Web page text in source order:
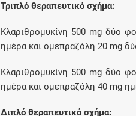
Τριπλό θεραπευτικό σχήμα:
Κλαριθρομυκίνη 500 mg δύο
ημέρα και oμεπραζόλη 20 mg
Κλαριθρομυκίνη 500 mg δύο
ημέρα και ομεπραζόλη 40 mg
Διπλό θεραπευτικό σχήμα: